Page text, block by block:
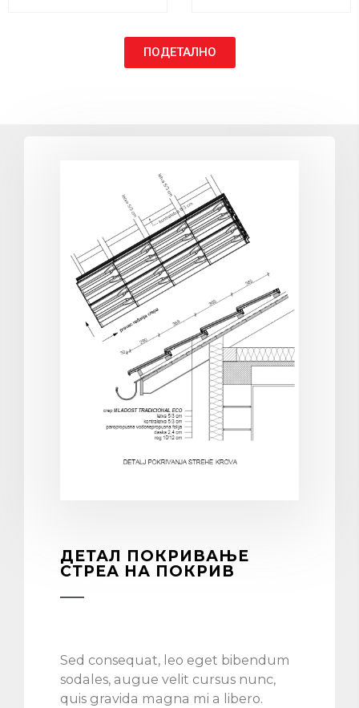
ПОДЕТАЛНО
ДЕТАЛ ПОКРИВАЊЕ
СТРЕА НА ПОКРИВ
Sed consequat, leo eget bibendum
sodales, augue velit cursus nunc,
quis gravida magna mi a libero.